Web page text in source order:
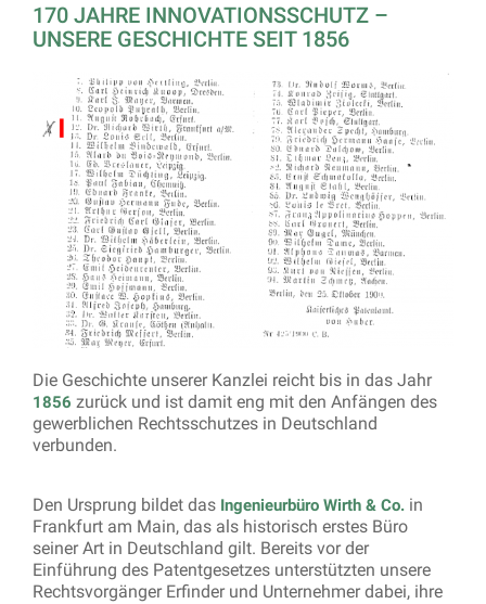
170 JAHRE INNOVATIONSSCHUTZ –
UNSERE GESCHICHTE SEIT 1856
Die Geschichte unserer Kanzlei reicht bis in das Jahr
1856 zurück und ist damit eng mit den Anfängen des
gewerblichen Rechtsschutzes in Deutschland
verbunden.
Den Ursprung bildet das Ingenieurbüro Wirth & Co. in
Frankfurt am Main, das als historisch erstes Büro
seiner Art in Deutschland gilt. Bereits vor der
Einführung des Patentgesetzes unterstützten unsere
Rechtsvorgänger Erfinder und Unternehmer dabei, ihre